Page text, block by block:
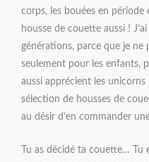
corps, les bouées en
housse de couette aussi !
générations, parce que je ne
seulement pour les enfants,
aussi apprécient les
sélection de housses de
au désir d’en commander
Tu as décidé ta couette… Tu